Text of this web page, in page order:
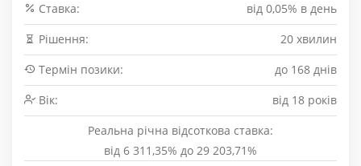
Cтавка:
від 0,05% в день
Рішення:
20 хвилин
Термін позики:
до 168 днів
Вік:
від 18 років
Реальна річна відсоткова ставка:
від 6 311,35% до 29 203,71%